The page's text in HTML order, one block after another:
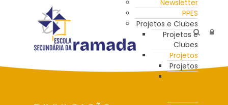
Newsletter
PPES
Projetos e Clubes
Projetos e
Clubes
Projetos
Projetos